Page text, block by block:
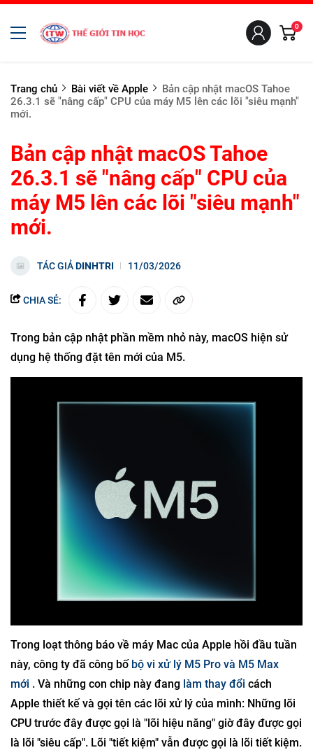
0
Trang chủ Bài viết về Apple
Bản cập nhật macOS Tahoe
26.3.1 sẽ "nâng cấp" CPU của máy M5 lên các lõi "siêu mạnh"
mới.
Bản cập nhật macOS Tahoe
26.3.1 sẽ "nâng cấp" CPU của
máy M5 lên các lõi "siêu mạnh"
mới.
TÁC GIẢDINHTRI 11/03/2026
CHIA SẺ:
Trong bản cập nhật phần mềm nhỏ này, macOS hiện sử
dụng hệ thống đặt tên mới của M5.
Trong loạt thông báo về máy Mac của Apple hồi đầu tuần
này, công ty đã công bố bộ vi xử lý M5 Pro và M5 Max
mới . Và những con chip này đang làm thay đổi cách
Apple thiết kế và gọi tên các lõi xử lý của mình: Những lõi
CPU trước đây được gọi là "lõi hiệu năng" giờ đây được gọi
là lõi "siêu cấp". Lõi "tiết kiệm" vẫn được gọi là lõi tiết kiệm.